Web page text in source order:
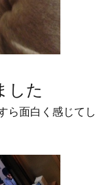
した
ら面白く感じてし